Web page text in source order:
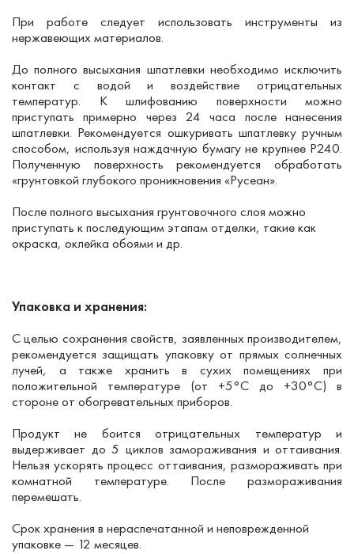
При работе следует использовать инструменты из
нержавеющих материалов.
До полного высыхания шпатлевки необходимо исключить
контакт с водой и воздействие отрицательных
температур. К шлифованию поверхности можно
приступать примерно через 24 часа после нанесения
шпатлевки. Рекомендуется ошкуривать шпатлевку ручным
способом, используя наждачную бумагу не крупнее P240.
Полученную поверхность рекомендуется обработать
«грунтовкой глубокого проникновения «Русеан».
После полного высыхания грунтовочного слоя можно
приступать к последующим этапам отделки, такие как
окраска, оклейка обоями и др.
Упаковка и хранения:
С целью сохранения свойств, заявленных производителем,
рекомендуется защищать упаковку от прямых солнечных
лучей, а также хранить в сухих помещениях при
положительной температуре (от +5°С до +30°С) в
стороне от обогревательных приборов.
Продукт не боится отрицательных температур и
выдерживает до 5 циклов замораживания и оттаивания.
Нельзя ускорять процесс оттаивания, размораживать при
комнатной температуре. После размораживания
перемешать.
Срок хранения в нераспечатанной и неповрежденной
упаковке — 12 месяцев.